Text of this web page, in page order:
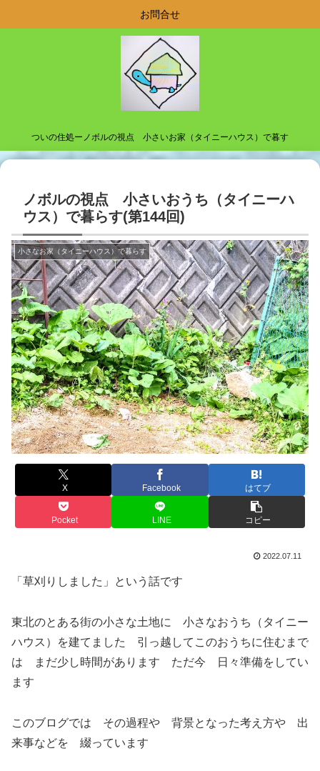
ついの住処ーノボルの視点 小さいお家（タイニーハウス）で暮す
お問合せ
ノボルの視点 小さいおうち（タイニーハ
ウス）で暮らす(第144回)
小さなお家（タイニーハウス）で暮らす
X Facebook はてブ
Pocket LINE コピー
2022.07.11
「草刈りしました」という話です
東北のとある街の小さな土地に 小さなおうち（タイニー
ハウス）を建てました 引っ越してこのおうちに住むまで
は まだ少し時間があります ただ今 日々準備をしてい
ます
このブログでは その過程や 背景となった考え方や 出
来事などを 綴っています